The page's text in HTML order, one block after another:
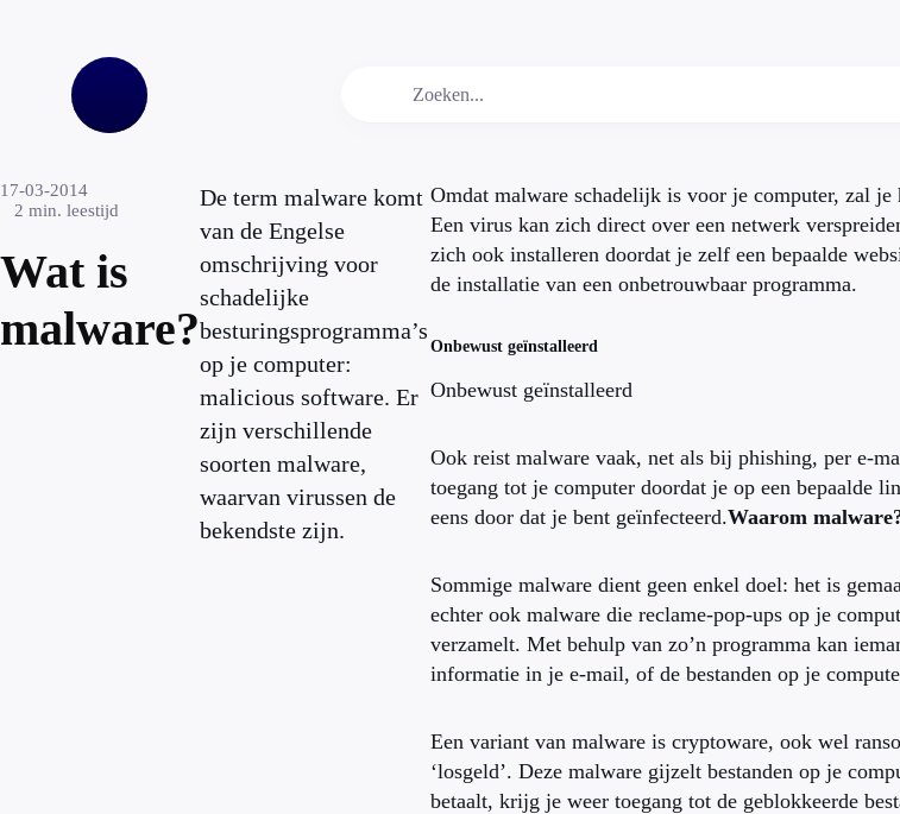
17-03-2014
2 min. leestijd
Wat is
malware?
De term malware komt
van de Engelse
omschrijving voor
schadelijke
besturingsprogramma’s
op je computer:
malicious software. Er
zijn verschillende
soorten malware,
waarvan virussen de
bekendste zijn.
Omdat malware schadelijk is voor je computer, zal
Een virus kan zich direct over een netwerk
zich ook installeren doordat je zelf een bepaalde
de installatie van een onbetrouwbaar programma.
Onbewust geïnstalleerd
Onbewust geïnstalleerd
Ook reist malware vaak, net als bij phishing, per e-
toegang tot je computer doordat je op een bepaalde
eens door dat je bent geïnfecteerd.Waarom
Sommige malware dient geen enkel doel: het is
echter ook malware die reclame-pop-ups op je
verzamelt. Met behulp van zo’n programma kan
informatie in je e-mail, of de bestanden op je
Een variant van malware is cryptoware, ook wel
‘losgeld’. Deze malware gijzelt bestanden op je
betaalt, krijg je weer toegang tot de geblokkeerde